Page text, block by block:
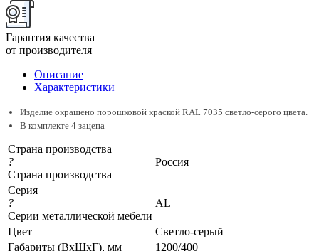
Гарантия качества
от производителя
Описание
Характеристики
Изделие окрашено порошковой краской RAL 7035 светло-серого цвета.
В комплекте 4 зацепа
Страна производства
?
Страна производства
Россия
Серия
?
Серии металлической мебели
АL
Цвет
Светло-серый
Габариты (ВхШхГ), мм
1200/400